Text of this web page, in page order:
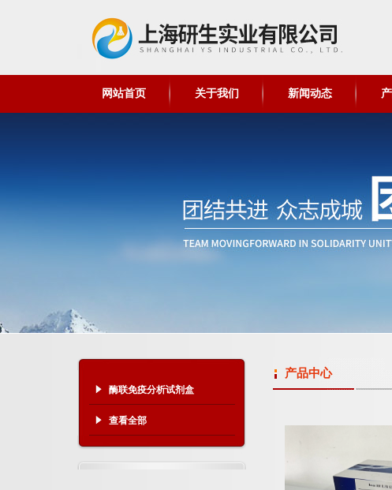
网站首页 关于我们 新闻动态
酶联免疫分析试剂盒
查看全部
产品中心